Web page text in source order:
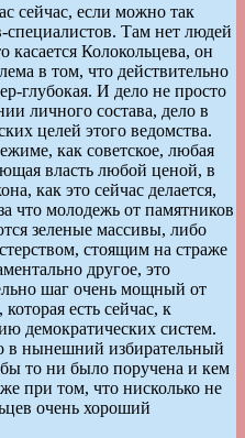
сейчас, если можно так
специалистов. Там нет людей
Колокольцева, он
в том, что действительно
глубокая. И дело не просто
личного состава, дело в
целей этого ведомства.
как советское, любая
власть любой ценой, в
как это сейчас делается,
что молодежь от памятников
зеленые массивы, либо
стоящим на страже
другое, это
шаг очень мощный от
есть сейчас, к
демократических систем.
в нынешний избирательный
то ни было поручена и кем
при том, что нисколько не
очень хороший